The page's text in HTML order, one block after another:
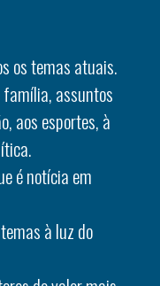
os temas atuais.
assuntos
aos esportes, à
é notícia em
à luz do